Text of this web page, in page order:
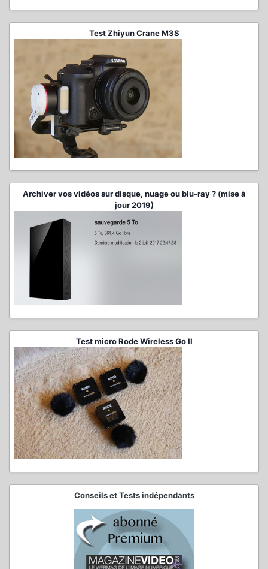
Test Zhiyun Crane M3S
Archiver vos vidéos sur disque, nuage ou blu-ray ? (mise à
jour 2019)
Test micro Rode Wireless Go II
Conseils et Tests indépendants